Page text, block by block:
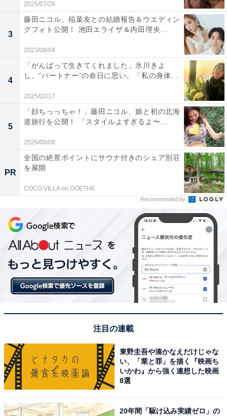
2025/07/28
3
藤田ニコル、稲葉友との結婚報告＆ウエディン
グフォト公開！ 池田エライザ＆内田理央...
2023/08/04
4
「がんばって生きてくれました」氷川きよ
し、“パートナー”の命日に思い。「私の身体...
2025/02/17
5
「顔ちっっちゃ！」藤田ニコル、娘と初の北海
道旅行を公開！ 「スタイルよすぎるよ〜...
2026/08/08
PR
全国の絶景ポイントにサウナ付きのシェア別荘
を展開
COCO VILLA on GOETHE
Recommended by
注目の連載
東野圭吾や湊かなえだけじゃな
い、「業と罪」を描く『映画ち
いかわ』から強く連想した映画
8選
20年間「駆け込み実績ゼロ」の